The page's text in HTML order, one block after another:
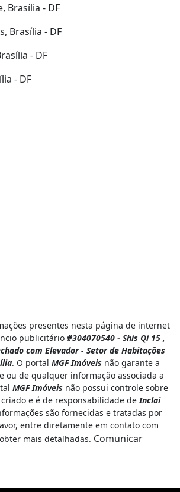
Brasília - DF
Brasília - DF
- DF
- DF
presentes nesta página de internet
publicitário #304070540 - Shis Qi 15 ,
com Elevador - Setor de Habitações
. O portal MGF Imóveis não garante a
ou de qualquer informação associada a
MGF Imóveis não possui controle sobre
e é de responsabilidade deInclai
são fornecidas e tratadas por
entre diretamente em contato com
mais detalhadas. Comunicar